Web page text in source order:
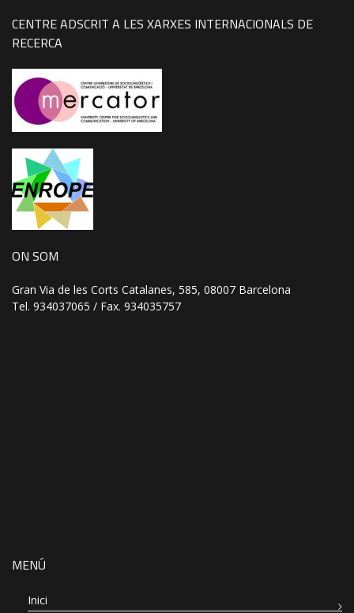
CENTRE ADSCRIT A LES XARXES INTERNACIONALS DE
RECERCA
ON SOM
Gran Via de les Corts Catalanes, 585, 08007 Barcelona
Tel. 934037065 / Fax. 934035757
MENÚ
Inici